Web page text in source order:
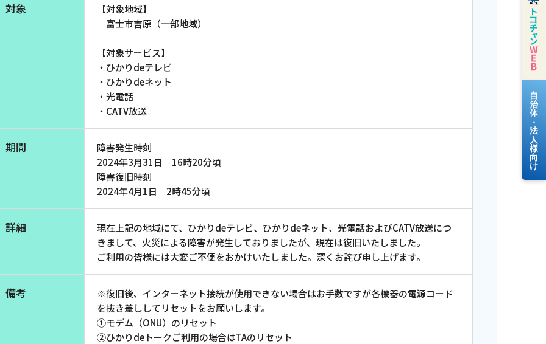
動画配信
お電話でのお問い合わせ
受付時間：9:30〜18:00 年中無休
Webメール
対象
【対象地域】
富士市吉原（一部地域）
【対象サービス】
・ひかりdeテレビ
・ひかりdeネット
・光電話
・CATV放送
期間
障害発生時刻
2024年3月31日 16時20分頃
障害復旧時刻
2024年4月1日 2時45分頃
詳細
現在上記の地域にて、ひかりdeテレビ、ひかりdeネット、光電話およびCATV放送につ
きまして、火災による障害が発生しておりましたが、現在は復旧いたしました。
ご利用の皆様には大変ご不便をおかけいたしました。深くお詫び申し上げます。
備考
※復旧後、インターネット接続が使用できない場合はお手数ですが各機器の電源コード
を抜き差ししてリセットをお願いします。
①モデム（ONU）のリセット
②ひかりdeトークご利用の場合はTAのリセット